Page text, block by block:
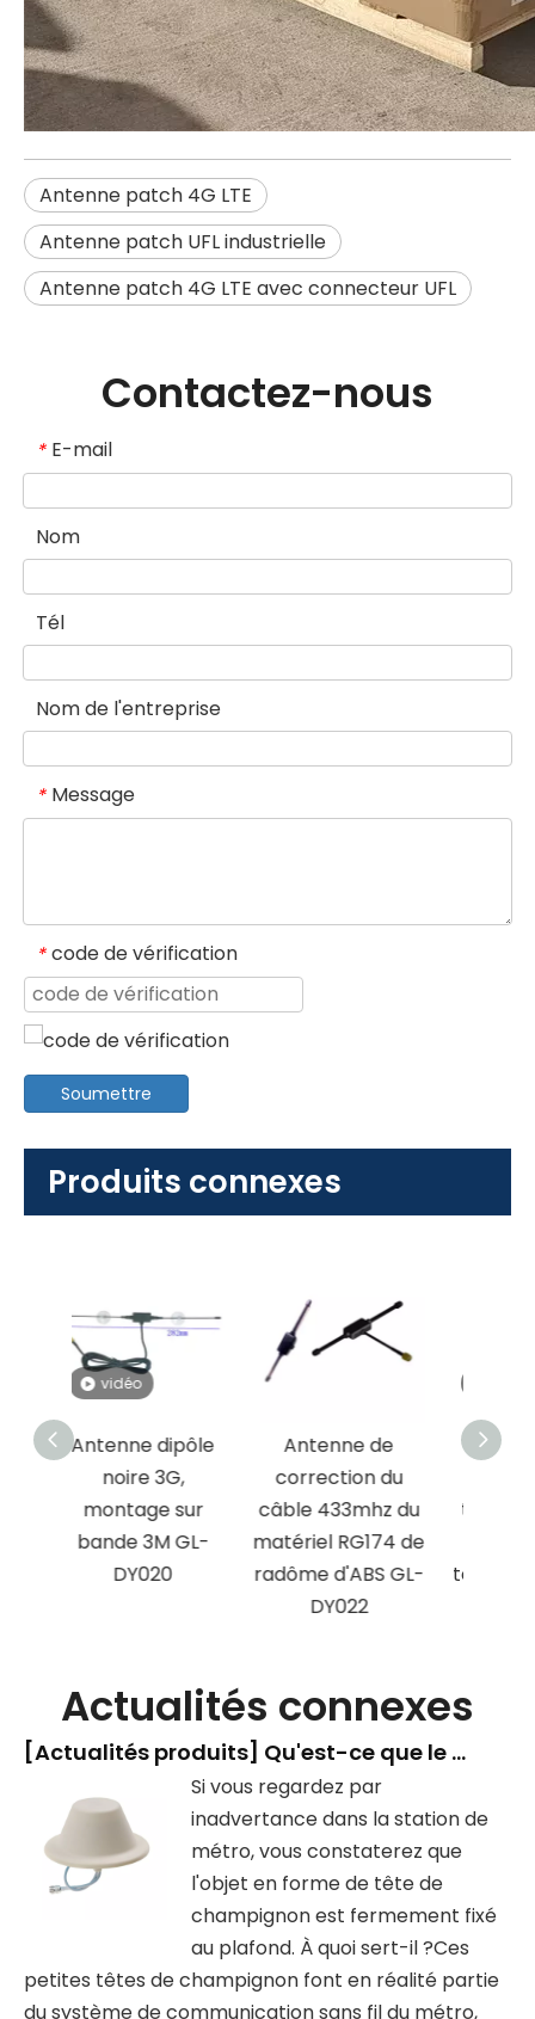
Antenne patch 4G LTE
Antenne patch UFL industrielle
Antenne patch 4G LTE avec connecteur UFL
Contactez-nous
* E-mail
Nom
Tél
Nom de l'entreprise
* Message
* code de vérification
Soumettre
Produits connexes
Antenne de
correction du
câble 433mhz du
matériel RG174 de
radôme d'ABS GL-
Fournisseur de
gros de
transmission de
données de
terminal Antenne
patch 5G GL-
Actualités connexes
[Actualités produits] Qu'est-ce que le dispositif en forme de « tête de champignon » dans la station de métro ?
Si vous regardez par
inadvertance dans la station de
métro, vous constaterez que
l'objet en forme de tête de
champignon est fermement fixé
au plafond. À quoi sert-il ?Ces
petites têtes de champignon font en réalité partie
du système de communication sans fil du métro,